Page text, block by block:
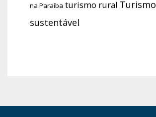
na Paraíba turismo rural Turismo
sustentável